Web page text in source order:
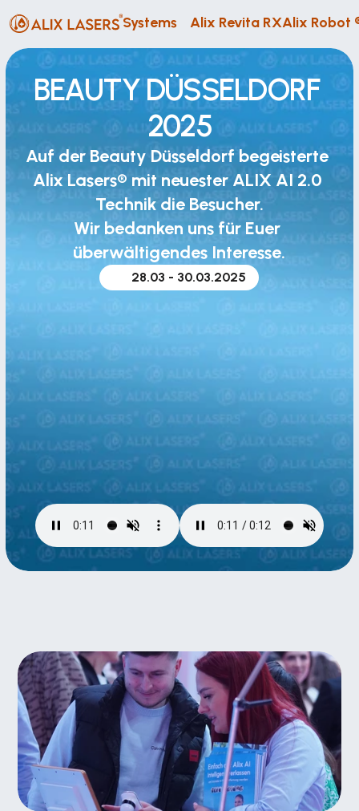
Systems Alix Revita RXAlix Robot
BEAUTY DÜSSELDORF
2025
Auf der Beauty Düsseldorf begeisterte
Alix Lasers® mit neuester ALIX AI 2.0
Technik die Besucher.
Wir bedanken uns für Euer
überwältigendes Interesse.
28.03 - 30.03.2025